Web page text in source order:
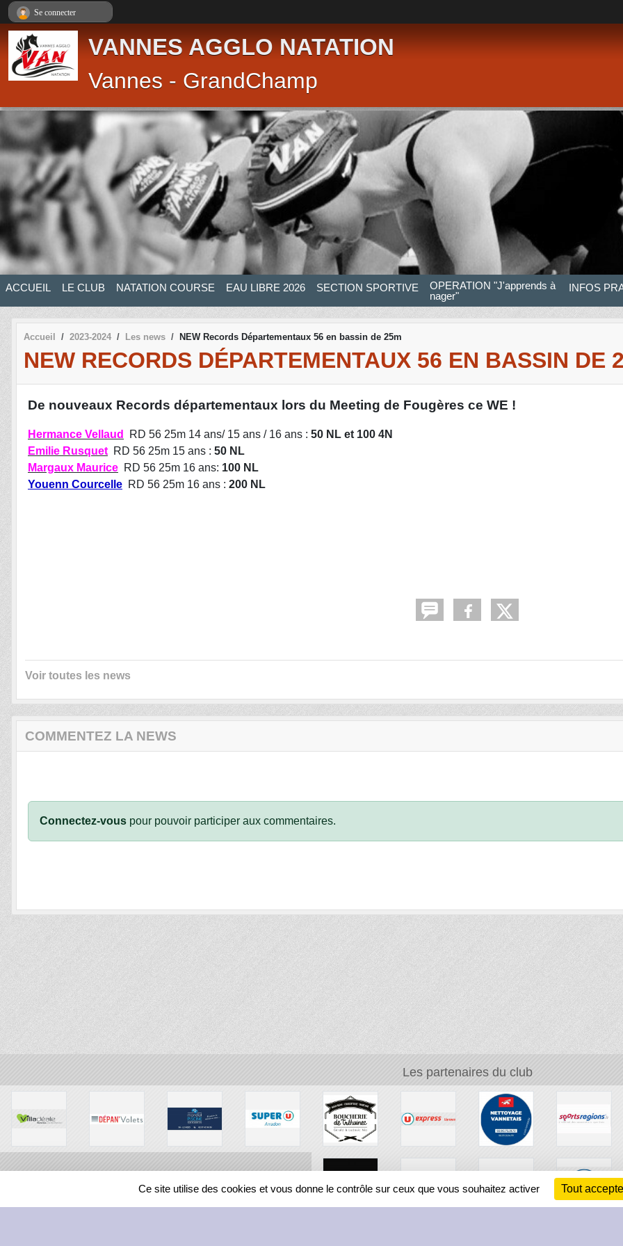
VANNES AGGLO NATATION
Vannes - GrandChamp
ACCUEIL LE CLUB NATATION COURSE EAU LIBRE 2026 SECTION SPORTIVE
OPERATION "J'apprends à
nager"
INFOS
Accueil 2023-2024 Les news NEW Records Départementaux 56 en bassin de 25m
NEW RECORDS DÉPARTEMENTAUX 56 EN BASSIN DE
De nouveaux Records départementaux lors du Meeting de Fougères ce WE !
Hermance Vellaud RD 56 25m 14 ans/ 15 ans / 16 ans : 50 NL et 100 4N
Emilie Rusquet RD 56 25m 15 ans : 50 NL
Margaux Maurice RD 56 25m 16 ans: 100 NL
Youenn Courcelle RD 56 25m 16 ans : 200 NL
Voir toutes les news
COMMENTEZ LA NEWS
Connectez-vous pour pouvoir participer aux commentaires.
Les partenaires du club
Se connecter
Panneau de gestion des cookies
Ce site utilise des cookies et vous donne le contrôle sur ceux que vous souhaitez activer Tout